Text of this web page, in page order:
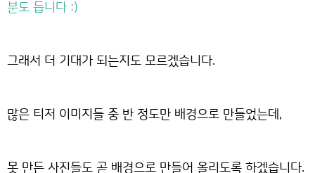
분도 듭니다 :)
그래서 더 기대가 되는지도 모르겠습니다.
많은 티저 이미지들 중 반 정도만 배경으로 만들었는데,
못 만든 사진들도 곧 배경으로 만들어 올리도록 하겠습니다.